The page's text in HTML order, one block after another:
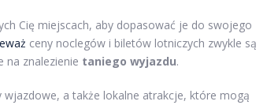
Cię miejscach, aby dopasować je do swojego
ceny noclegów i biletów lotniczych zwykle są
na znalezienie taniego wyjazdu.
a także lokalne atrakcje, które mogą